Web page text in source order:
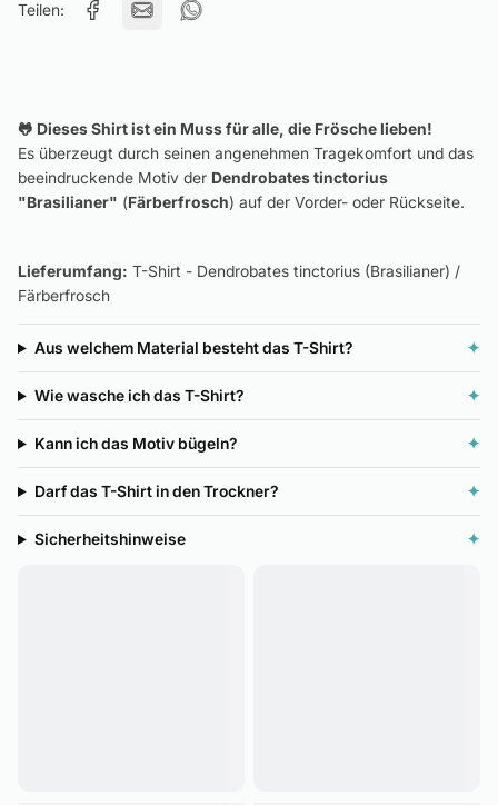
Teilen:
🐸 Dieses Shirt ist ein Muss für alle, die Frösche lieben!
Es überzeugt durch seinen angenehmen Tragekomfort und das
beeindruckende Motiv der Dendrobates tinctorius
"Brasilianer" (Färberfrosch) auf der Vorder- oder Rückseite.
Lieferumfang: T-Shirt - Dendrobates tinctorius (Brasilianer) /
Färberfrosch
Aus welchem Material besteht das T-Shirt? ✦
Wie wasche ich das T-Shirt? ✦
Kann ich das Motiv bügeln? ✦
Darf das T-Shirt in den Trockner? ✦
Sicherheitshinweise ✦